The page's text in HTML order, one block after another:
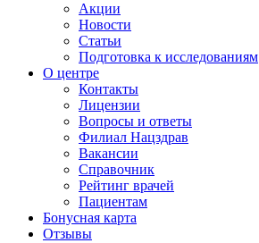
Акции
Новости
Статьи
Подготовка к исследованиям
О центре
Контакты
Лицензии
Вопросы и ответы
Филиал Нацздрав
Вакансии
Справочник
Рейтинг врачей
Пациентам
Бонусная карта
Отзывы